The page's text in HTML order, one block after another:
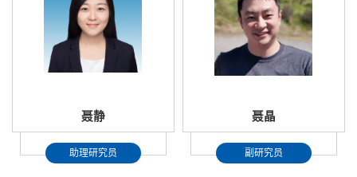
聂静
助理研究员
聂晶
副研究员